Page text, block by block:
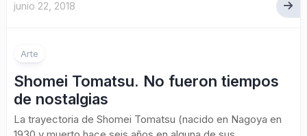
junio 22, 2018
Arte
Shomei Tomatsu. No fueron tiempos
de nostalgias
La trayectoria de Shomei Tomatsu (nacido en Nagoya en